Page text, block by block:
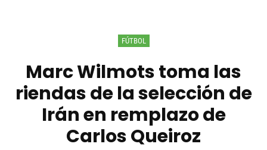
FÚTBOL
Marc Wilmots toma las
riendas de la selección de
Irán en remplazo de
Carlos Queiroz